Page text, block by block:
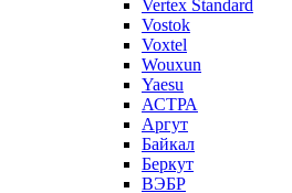
Vertex Standard
Vostok
Voxtel
Wouxun
Yaesu
АСТРА
Аргут
Байкал
Беркут
ВЭБР